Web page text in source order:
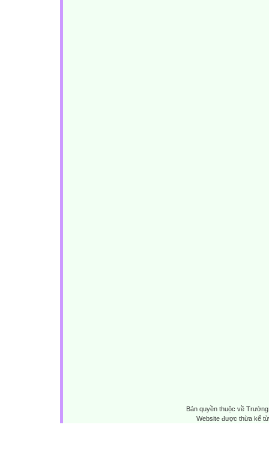
Bản quyền thuộc về
Website được thừa kế